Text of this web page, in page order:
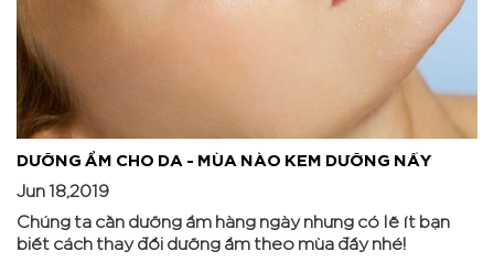
DƯỠNG ẨM CHO DA - MÙA NÀO KEM DƯỠNG NẤY
Jun 18,2019
Chúng ta cần dưỡng ẩm hàng ngày nhưng có lẽ ít bạn
biết cách thay đổi dưỡng ẩm theo mùa đấy nhé!